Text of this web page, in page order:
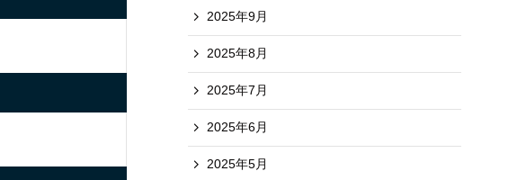
2025年9月
2025年8月
2025年7月
2025年6月
2025年5月